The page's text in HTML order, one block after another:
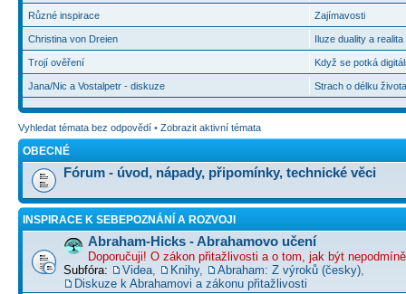
Různé inspirace
Christina von Dreien
Trojí ověření
Jana/Nic a Vostalpetr - diskuze
Zajímavosti
Iluze duality a
Když se potká
Strach o délku
Vyhledat témata bez odpovědí • Zobrazit aktivní témata
OBECNÉ
Fórum - úvod, nápady, připomínky, technické věci
INSPIRACE K SEBEPOZNÁNÍ A ROZVOJI
Abraham-Hicks - Abrahamovo učení
Doporučuji! O zákon přitažlivosti a o tom, jak být
Subfóra:
Videa Knihy, Abraham: Z výroků (česky)
Diskuze k Abrahamovi a zákonu přitažlivosti